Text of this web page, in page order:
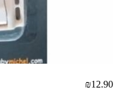
₪12.90